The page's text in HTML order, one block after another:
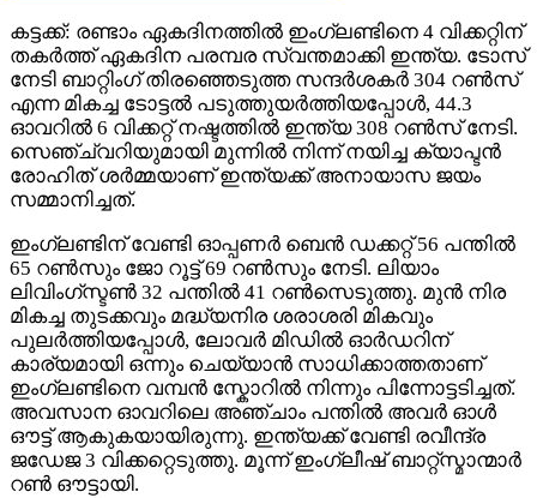
കട്ടക്ക്: രണ്ടാം ഏകദിനത്തിൽ ഇംഗ്ലണ്ടിനെ 4 വിക്കറ്റിന്
തകർത്ത് ഏകദിന പരമ്പര സ്വന്തമാക്കി ഇന്ത്യ. ടോസ്
നേടി ബാറ്റിംഗ് തിരഞ്ഞെടുത്ത സന്ദർശകർ 304 റൺസ്
എന്ന മികച്ച ടോട്ടൽ പടുത്തുയർത്തിയപ്പോൾ, 44.3
ഓവറിൽ 6 വിക്കറ്റ് നഷ്ടത്തിൽ ഇന്ത്യ 308 റൺസ് നേടി.
സെഞ്ച്വറിയുമായി മുന്നിൽ നിന്ന് നയിച്ച ക്യാപ്ടൻ
രോഹിത് ശർമ്മയാണ് ഇന്ത്യക്ക് അനായാസ ജയം
സമ്മാനിച്ചത്.
ഇംഗ്ലണ്ടിന് വേണ്ടി ഓപ്പണർ ബെൻ ഡക്കറ്റ് 56 പന്തിൽ
65 റൺസും ജോ റൂട്ട് 69 റൺസും നേടി. ലിയാം
ലിവിംഗ്സ്ടൺ 32 പന്തിൽ 41 റൺസെടുത്തു. മുൻ നിര
മികച്ച തുടക്കവും മദ്ധ്യനിര ശരാശരി മികവും
പുലർത്തിയപ്പോൾ, ലോവർ മിഡിൽ ഓർഡറിന്
കാര്യമായി ഒന്നും ചെയ്യാൻ സാധിക്കാത്തതാണ്
ഇംഗ്ലണ്ടിനെ വമ്പൻ സ്കോറിൽ നിന്നും പിന്നോട്ടടിച്ചത്.
അവസാന ഓവറിലെ അഞ്ചാം പന്തിൽ അവർ ഓൾ
ഔട്ട് ആകുകയായിരുന്നു. ഇന്ത്യക്ക് വേണ്ടി രവീന്ദ്ര
ജഡേജ 3 വിക്കറ്റെടുത്തു. മൂന്ന് ഇംഗ്ലീഷ് ബാറ്റ്സ്മാന്മാർ
റൺ ഔട്ടായി.